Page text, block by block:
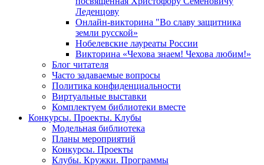
Леденцову
Онлайн-викторина "Во славу защитника
земли русской»
Нобелевские лауреаты России
Викторина «Чехова знаем! Чехова любим!»
Блог читателя
Часто задаваемые вопросы
Политика конфиденциальности
Виртуальные выставки
Комплектуем библиотеки вместе
Конкурсы. Проекты. Клубы
Модельная библиотека
Планы мероприятий
Конкурсы. Проекты
Клубы. Кружки. Программы